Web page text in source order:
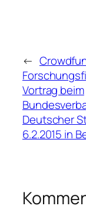
←
Vortrag beim
Deutscher
6.2.2015 in